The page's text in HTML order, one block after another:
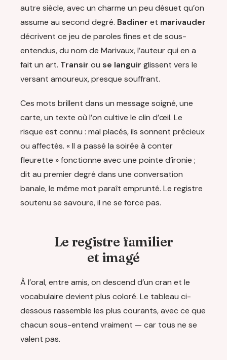
autre siècle, avec un charme un peu désuet qu’on
assume au second degré. Badiner et marivauder
décrivent ce jeu de paroles fines et de sous-
entendus, du nom de Marivaux, l’auteur qui en a
fait un art. Transir ou se languir glissent vers le
versant amoureux, presque souffrant.
Ces mots brillent dans un message soigné, une
carte, un texte où l’on cultive le clin d’œil. Le
risque est connu : mal placés, ils sonnent précieux
ou affectés. « Il a passé la soirée à conter
fleurette » fonctionne avec une pointe d’ironie ;
dit au premier degré dans une conversation
banale, le même mot paraît emprunté. Le registre
soutenu se savoure, il ne se force pas.
Le registre familier
et imagé
À l’oral, entre amis, on descend d’un cran et le
vocabulaire devient plus coloré. Le tableau ci-
dessous rassemble les plus courants, avec ce que
chacun sous-entend vraiment — car tous ne se
valent pas.